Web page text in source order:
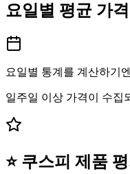
요일별 평균 가격
요일별 통계를 계산하기
일주일 이상 가격이 수집
⭐ 쿠스피 제품